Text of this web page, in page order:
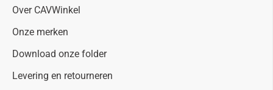
Over CAVWinkel
Onze merken
Download onze folder
Levering en retourneren